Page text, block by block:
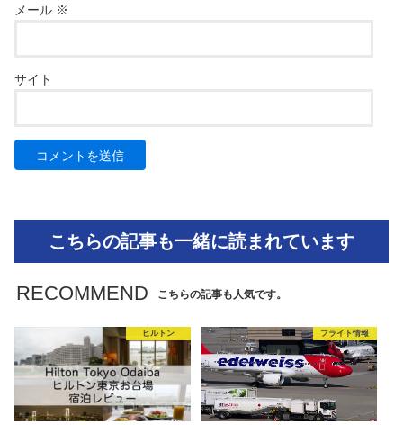
メール ※
サイト
こちらの記事も一緒に読まれています
RECOMMEND こちらの記事も人気です。
ヒルトン フライト情報